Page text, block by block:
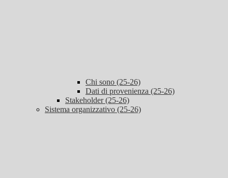
Chi sono (25-26)
Dati di provenienza (25-26)
Stakeholder (25-26)
Sistema organizzativo (25-26)